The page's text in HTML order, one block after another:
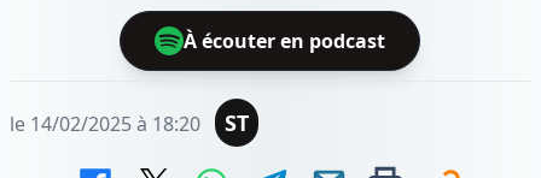
À écouter en podcast
le 14/02/2025 à 18:20 ST